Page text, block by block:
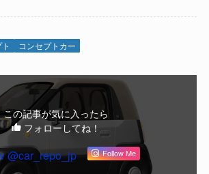
コンセプトカー
この記事が気に入ったら
フォローしてね！
@car_repo_jp Follow Me